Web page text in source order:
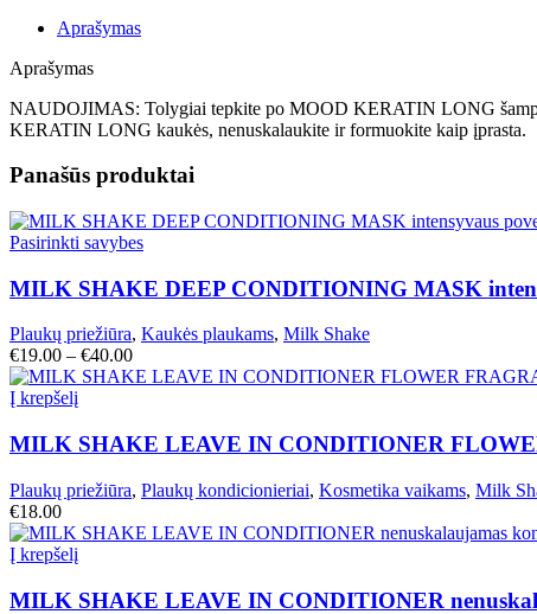
Aprašymas
Aprašymas
NAUDOJIMAS: Tolygiai tepkite po MOOD KERATIN LONG
KERATIN LONG kaukės, nenuskalaukite ir formuokite kaip įprasta.
Panašūs produktai
Pasirinkti savybes
MILK SHAKE DEEP CONDITIONING MASK
Plaukų priežiūra, Kaukės plaukams, Milk Shake
€19.00 – €40.00
Į krepšelį
MILK SHAKE LEAVE IN CONDITIONER
Plaukų priežiūra, Plaukų kondicionieriai, Kosmetika vaikams, Milk
€18.00
Į krepšelį
MILK SHAKE LEAVE IN CONDITIONER